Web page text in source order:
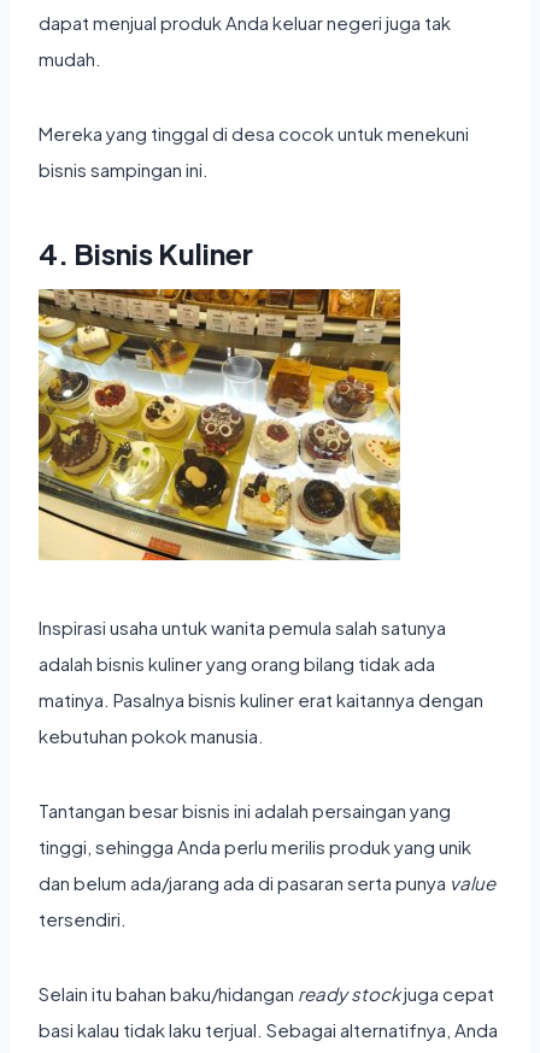
dapat menjual produk Anda keluar negeri juga tak
mudah.
Mereka yang tinggal di desa cocok untuk menekuni
bisnis sampingan ini.
4. Bisnis Kuliner
Inspirasi usaha untuk wanita pemula salah satunya
adalah bisnis kuliner yang orang bilang tidak ada
matinya. Pasalnya bisnis kuliner erat kaitannya dengan
kebutuhan pokok manusia.
Tantangan besar bisnis ini adalah persaingan yang
tinggi, sehingga Anda perlu merilis produk yang unik
dan belum ada/jarang ada di pasaran serta punya value
tersendiri.
Selain itu bahan baku/hidangan ready stockjuga cepat
basi kalau tidak laku terjual. Sebagai alternatifnya, Anda